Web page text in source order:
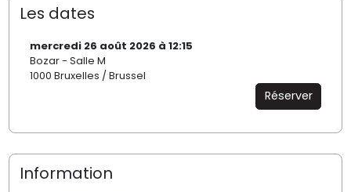
Les dates
mercredi 26 août 2026 à 12:15
Bozar - Salle M
1000 Bruxelles / Brussel
Réserver
Information